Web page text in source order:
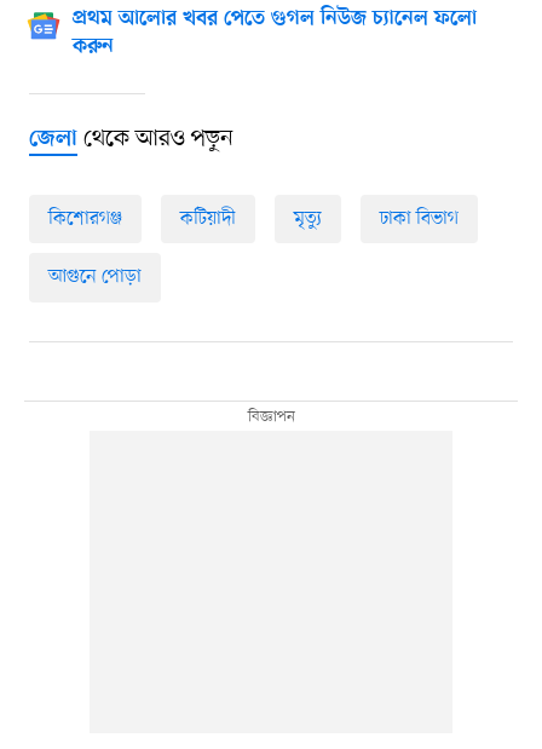
প্রথম আলোর খবর পেতে গুগল নিউজ চ্যানেল ফলো
করুন
জেলাথেকে আরও পড়ুন
কিশোরগঞ্জ কটিয়াদী মৃত্যু ঢাকা বিভাগ
আগুনে পোড়া